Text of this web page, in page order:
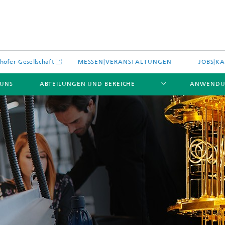
Gesellschaft MESSEN|VERANSTALTUNGEN
ABTEILUNGEN UND BEREICHE
und Leistungen
Umgebungsdaten
Leistungen und Produkte
Energieerzeugung und -
aus dem Bereich »Prozesse